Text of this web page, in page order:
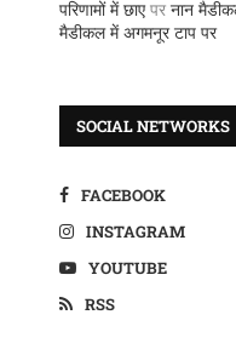
परिणामों में छाएपर नान
मैडीकल में अगमनूर टाप पर
SOCIAL NETWORKS
FACEBOOK
INSTAGRAM
YOUTUBE
RSS